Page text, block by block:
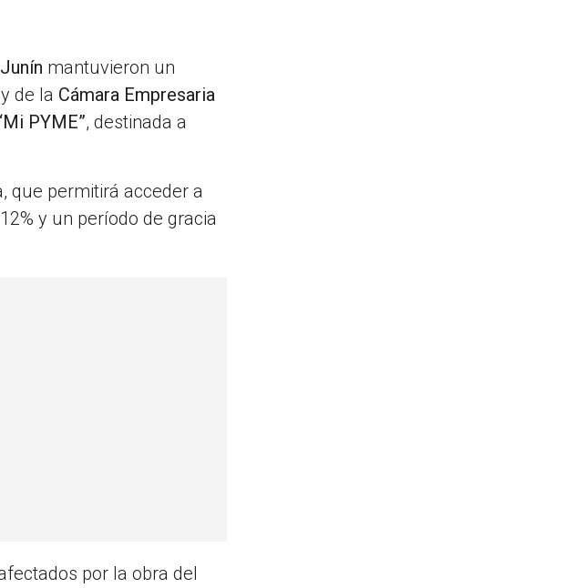
mantuvieron un
y de la Cámara Empresaria
PYME”, destinada a
que permitirá acceder a
y un período de gracia
por la obra del